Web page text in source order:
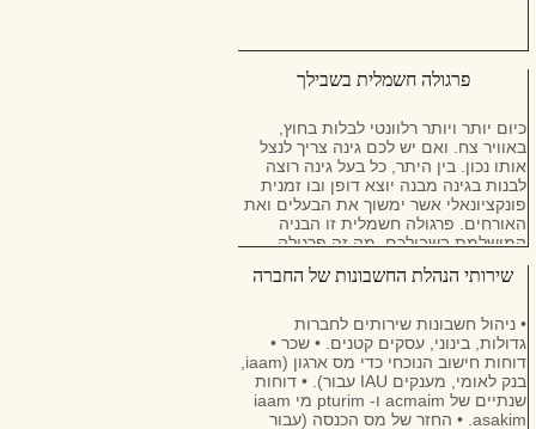
פרגולה חשמלית בשבילך
כיום יותר ויותר רלוונטי לבלות בחוץ,
באוויר צח. ואם יש לכם גינה צריך לנצל
אותו נכון. בין היתר, כל בעל גינה רוצה
לבנות בגינה מבנה יוצא דופן ובו זמנית
פונקציונאלי אשר ימשוך את הבעלים ואת
האורחים. פרגולה חשמלית זו הבניה
המושלמת בשבילכם. מה זה פרגולה
שירותי הנהלת החשבונות של החברה
• ניהול חשבונות שירותים לחברות
גדולות, בינוני, עסקים קטנים. • שכר •
בנק לאומי, מענקים IAU עבור). • דוחות
שנתיים של acmaim ו- pturim מי iaam
asakim. • החזר של מס הכנסה (עבור